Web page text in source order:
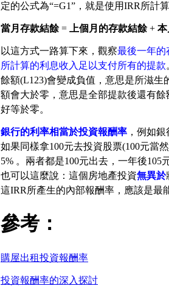
定的公式為“=G1”，就是使用IRR所計
當月存款結餘= 上個月的存款結餘+ 本
以這方式一路算下來，觀察最後一年的
所計算的利息收入足以支付所有的提款
餘額(L123)會變成負值，意思是所滋生
額會大於零，意思是全部提款後還有
好等於零。
銀行的利率相當於投資報酬率 ，例如
如果同樣拿100元去投資股票(100元當
5% 。兩者都是100元出去，一年後
也可以這麼說：這個房地產投資無異於
這IRR所產生的內部報酬率，應該是最
參考：
購屋出租投資報酬率
投資報酬率的深入探討